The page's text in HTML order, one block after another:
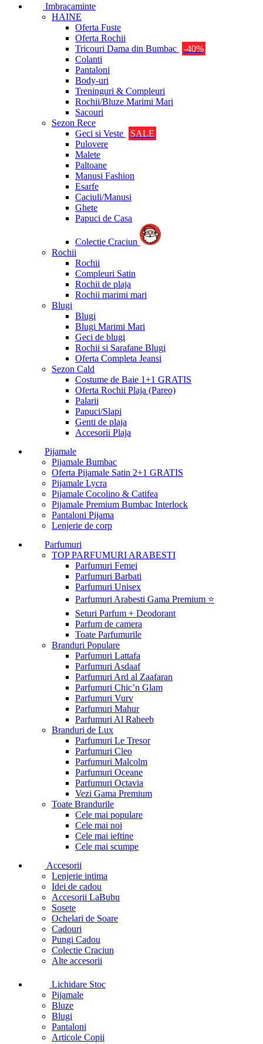
Imbracaminte
HAINE
Oferta Fuste
Oferta Rochii
Tricouri Dama din Bumbac
-40%
Colanti
Pantaloni
Body-uri
Treninguri & Compleuri
Rochii/Bluze Marimi Mari
Sacouri
Sezon Rece
Geci si Veste
SALE
Pulovere
Malete
Paltoane
Manusi Fashion
Esarfe
Caciuli/Manusi
Ghete
Papuci de Casa
Colectie Craciun
Rochii
Rochii
Compleuri Satin
Rochii de plaja
Rochii marimi mari
Blugi
Blugi
Blugi Marimi Mari
Geci de blugi
Rochii si Sarafane Blugi
Oferta Completa Jeansi
Sezon Cald
Costume de Baie 1+1 GRATIS
Oferta Rochii Plaja (Pareo)
Palarii
Papuci/Slapi
Genti de plaja
Accesorii Plaja
Pijamale
Pijamale Bumbac
Oferta Pijamale Satin 2+1 GRATIS
Pijamale Lycra
Pijamale Cocolino & Catifea
Pijamale Premium Bumbac Interlock
Pantaloni Pijama
Lenjerie de corp
Parfumuri
TOP PARFUMURI ARABESTI
Parfumuri Femei
Parfumuri Barbati
Parfumuri Unisex
Parfumuri Arabesti Gama Premium ⭐
Seturi Parfum + Deodorant
Parfum de camera
Toate Parfumurile
Branduri Populare
Parfumuri Lattafa
Parfumuri Asdaaf
Parfumuri Ard al Zaafaran
Parfumuri Chic’n Glam
Parfumuri Vurv
Parfumuri Mahur
Parfumuri Al Raheeb
Branduri de Lux
Parfumuri Le Tresor
Parfumuri Cleo
Parfumuri Malcolm
Parfumuri Oceane
Parfumuri Octavia
Vezi Gama Premium
Toate Brandurile
Cele mai populare
Cele mai noi
Cele mai ieftine
Cele mai scumpe
Accesorii
Lenjerie intima
Idei de cadou
Accesorii LaBubu
Sosete
Ochelari de Soare
Cadouri
Pungi Cadou
Colectie Craciun
Alte accesorii
Lichidare Stoc
Pijamale
Bluze
Blugi
Pantaloni
Articole Copii